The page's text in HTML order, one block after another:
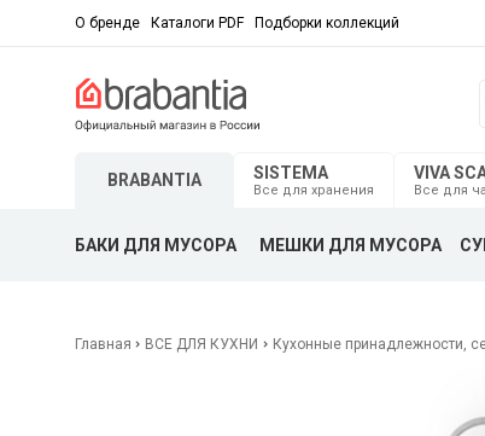
О бренде Каталоги PDF Подборки коллекций
BRABANTIA SISTEMA
Все для хранения
VIVA
Все для
БАКИ ДЛЯ МУСОРА МЕШКИ ДЛЯ МУСОРА
Главная ВСЕ ДЛЯ КУХНИ Кухонные принадлежности,